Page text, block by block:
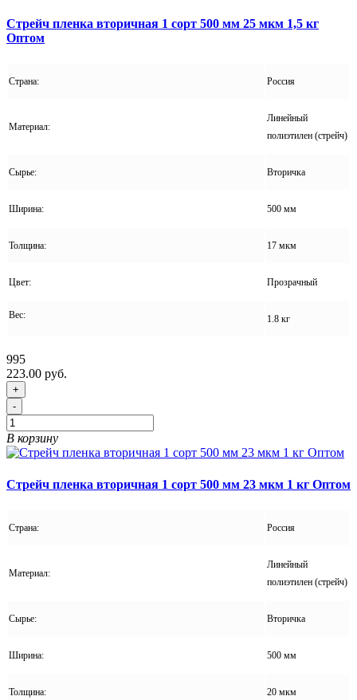
Стрейч пленка вторичная 1 сорт 500 мм 25 мкм 1,5 кг
Оптом
Страна: Россия
Материал:
Линейный
полиэтилен (стрейч)
Сырье: Вторичка
Ширина: 500 мм
Толщина: 17 мкм
Цвет: Прозрачный
Вес: 1.8 кг
995
223.00 руб.
+
-
В корзину
Стрейч пленка вторичная 1 сорт 500 мм 23 мкм 1 кг Оптом
Страна: Россия
Материал:
Линейный
полиэтилен (стрейч)
Сырье: Вторичка
Ширина: 500 мм
Толщина: 20 мкм